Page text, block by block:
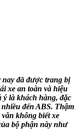
nay đã được trang bị
xe an toàn và hiệu
ý là khách hàng, đặc
đến ABS. Thậm
không biết xe
bộ phận này như